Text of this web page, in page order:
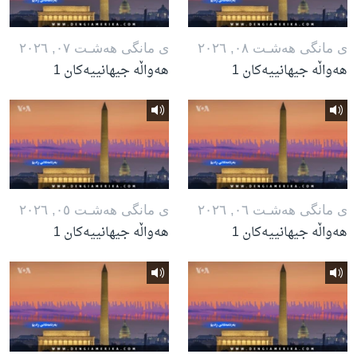
ی مانگی هه‌شـت ٠٨, ٢٠٢٦
هەواڵە جیهانییەکان 1
ی مانگی هه‌شـت ٠٧, ٢٠٢٦
هەواڵە جیهانییەکان 1
ی مانگی هه‌شـت ٠٦, ٢٠٢٦
هەواڵە جیهانییەکان 1
ی مانگی هه‌شـت ٠٥, ٢٠٢٦
هەواڵە جیهانییەکان 1